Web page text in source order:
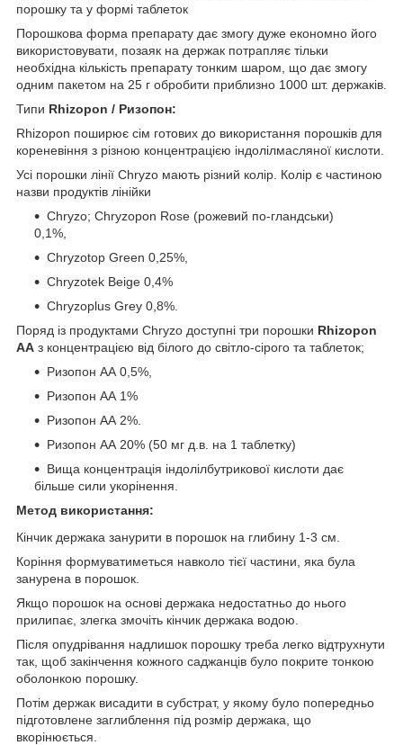
порошку та у формі таблеток
Порошкова форма препарату дає змогу дуже економно його
використовувати, позаяк на держак потрапляє тільки
необхідна кількість препарату тонким шаром, що дає змогу
одним пакетом на 25 г обробити приблизно 1000 шт. держаків.
Типи Rhizopon / Ризопон:
Rhizopon поширює сім готових до використання порошків для
кореневіння з різною концентрацією індолілмасляної кислоти.
Усі порошки лінії Chryzo мають різний колір. Колір є частиною
назви продуктів лінійки
Chryzo; Chryzopon Rose (рожевий по-гландськи)
0,1%,
Chryzotop Green 0,25%,
Chryzotek Beige 0,4%
Chryzoplus Grey 0,8%.
Поряд із продуктами Chryzo доступні три порошки Rhizopon
AA з концентрацією від білого до світло-сірого та таблеток;
Ризопон АА 0,5%,
Ризопон АА 1%
Ризопон АА 2%.
Ризопон АА 20% (50 мг д.в. на 1 таблетку)
Вища концентрація індолілбутрикової кислоти дає
більше сили укорінення.
Метод використання:
Кінчик держака занурити в порошок на глибину 1-3 см.
Коріння формуватиметься навколо тієї частини, яка була
занурена в порошок.
Якщо порошок на основі держака недостатньо до нього
прилипає, злегка змочіть кінчик держака водою.
Після опудрівання надлишок порошку треба легко відтрухнути
так, щоб закінчення кожного саджанців було покрите тонкою
оболонкою порошку.
Потім держак висадити в субстрат, у якому було попередньо
підготовлене заглиблення під розмір держака, що
вкорінюється.